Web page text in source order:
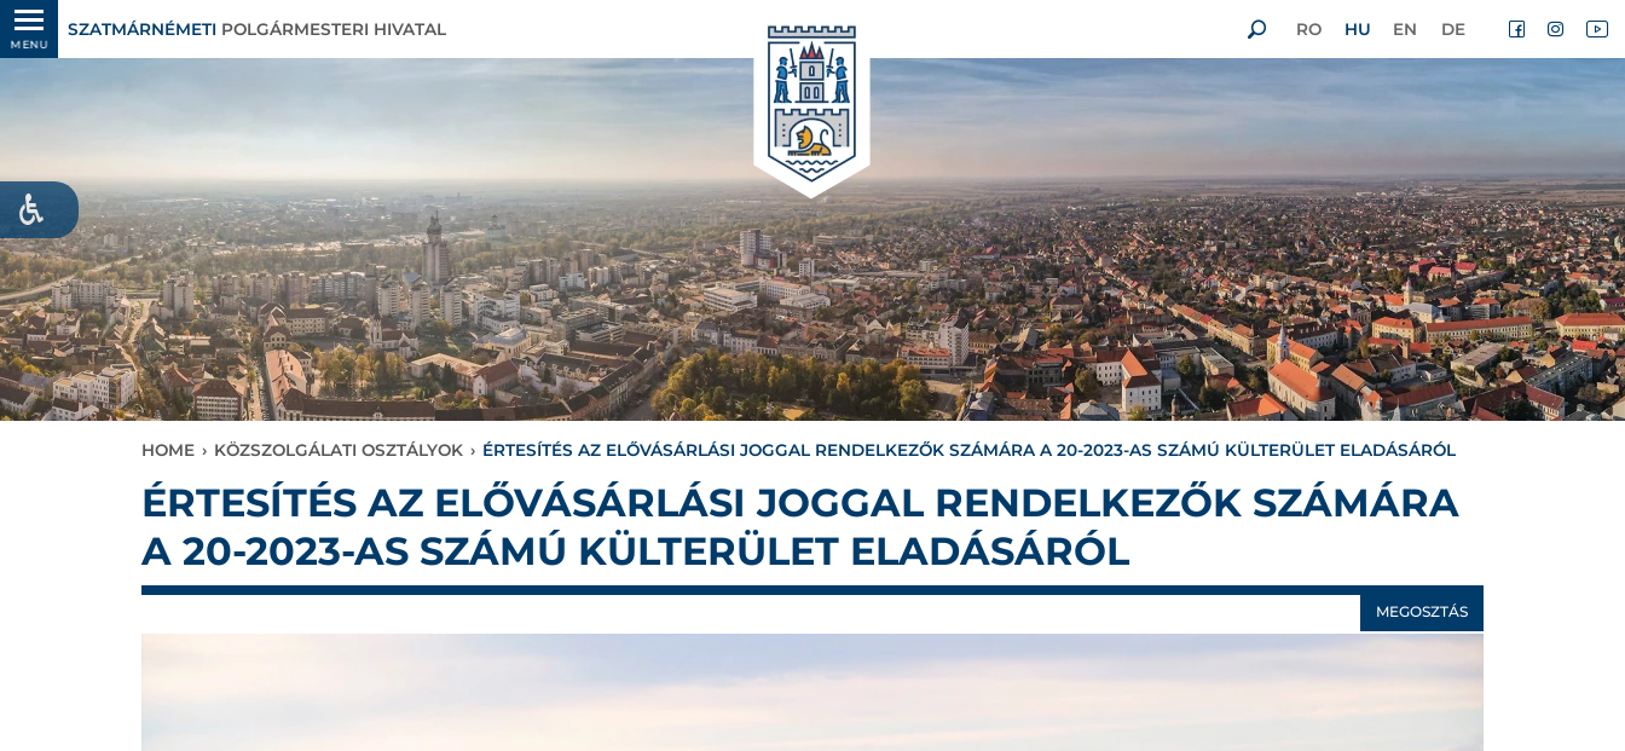
MENU
SZATMÁRNÉMETI POLGÁRMESTERI HIVATAL RO HU EN DE
HOME › KÖZSZOLGÁLATI OSZTÁLYOK › ÉRTESÍTÉS AZ ELŐVÁSÁRLÁSI JOGGAL RENDELKEZŐK SZÁMÁRA A 20-2023-AS SZÁMÚ KÜLTERÜLET ELADÁSÁRÓL
ÉRTESÍTÉS AZ ELŐVÁSÁRLÁSI JOGGAL RENDELKEZŐK SZÁMÁRA
A 20-2023-AS SZÁMÚ KÜLTERÜLET ELADÁSÁRÓL
MEGOSZTÁS